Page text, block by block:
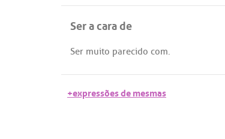
Ser a cara de
Ser muito parecido com.
+expressões de mesmas